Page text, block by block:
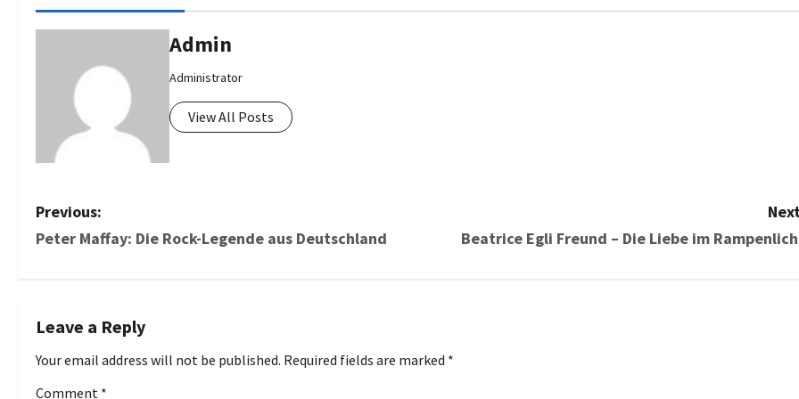
Admin
Administrator
View All Posts
P
o
t
n
Previous:
Peter Maffay: Die Rock-Legende aus Deutschland
Beatrice Egli Freund – Die Liebe im
Leave a Reply
Your email address will not be published. Required fields are marked *
Comment *